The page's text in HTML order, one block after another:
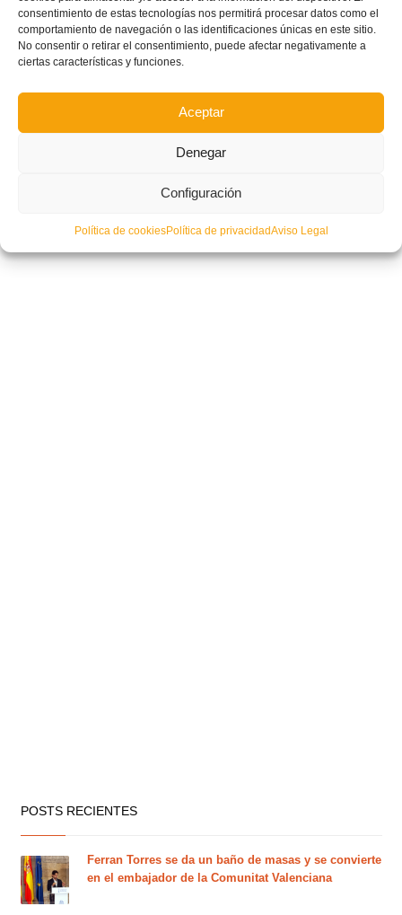
consentimiento de estas tecnologías nos permitirá procesar datos como el
comportamiento de navegación o las identificaciones únicas en este sitio.
No consentir o retirar el consentimiento, puede afectar negativamente a
ciertas características y funciones.
Aceptar
Denegar
Configuración
Política de cookiesPolítica de privacidadAviso Legal
Federación de Fútbol Base
POSTS RECIENTES
Ferran Torres se da un baño de masas y se convierte
en el embajador de la Comunitat Valenciana